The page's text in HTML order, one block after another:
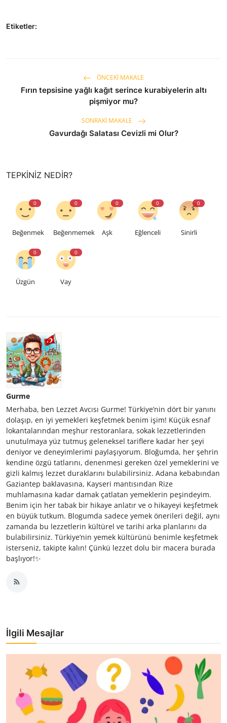
Etiketler:
ÖNCEKI MAKALE
Fırın tepsisine yağlı kağıt serince kurabiyelerin altı
pişmiyor mu?
SONRAKI MAKALE
Gavurdağı Salatası Cevizli mi Olur?
TEPKINIZ NEDIR?
0
Beğenmek
0
Beğenmemek
0
Aşk
0
Eğlenceli
0
Sinirli
0
Üzgün
0
Vay
Gurme
Merhaba, ben Lezzet Avcısı Gurme! Türkiye’nin dört bir yanını
dolaşıp, en iyi yemekleri keşfetmek benim işim! Küçük esnaf
lokantalarından meşhur restoranlara, sokak lezzetlerinden
unutulmaya yüz tutmuş geleneksel tariflere kadar her şeyi
deniyor ve deneyimlerimi paylaşıyorum. Bloğumda, her şehrin
kendine özgü tatlarını, denenmesi gereken özel yemeklerini ve
gizli kalmış lezzet duraklarını bulabilirsiniz. Adana kebabından
Gaziantep baklavasına, Kayseri mantısından Rize
muhlamasına kadar damak çatlatan yemeklerin peşindeyim.
Benim için her tabak bir hikaye anlatır ve o hikayeyi keşfetmek
en büyük tutkum. Blogumda sadece yemek önerileri değil, aynı
zamanda bu lezzetlerin kültürel ve tarihi arka planlarını da
bulabilirsiniz. Türkiye’nin yemek kültürünü benimle keşfetmek
isterseniz, takipte kalın! Çünkü lezzet dolu bir macera burada
başlıyor!✨
İlgili Mesajlar